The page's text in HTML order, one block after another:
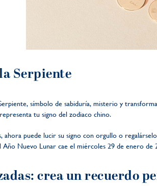
Serpiente
símbolo de sabiduría, misterio y
tu signo del zodiaco chino.
ahora puede lucir su signo con orgullo o
Año Nuevo Lunar cae el miércoles 29 de enero de
crea un recuerdo